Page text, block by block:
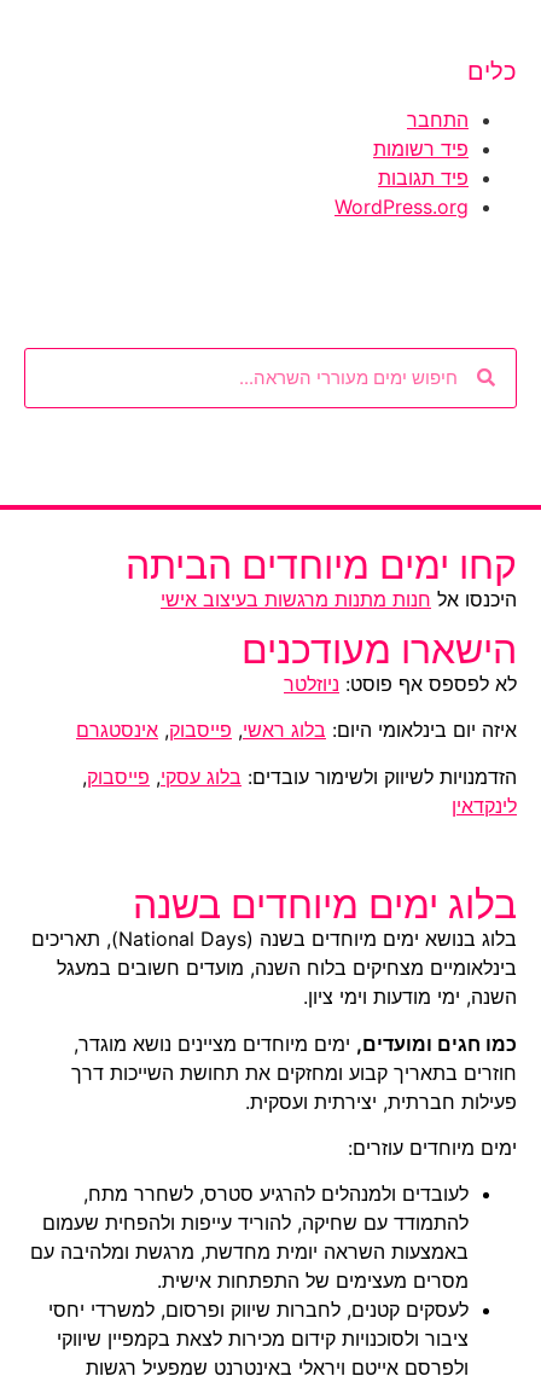
כלים
התחבר
פיד רשומות
פיד תגובות
WordPress.org
קחו ימים מיוחדים הביתה
היכנסו אל חנות מתנות מרגשות בעיצוב אישי
הישארו מעודכנים
לא לפספס אף פוסט: ניוזלטר
איזה יום בינלאומי היום: בלוג ראשי, פייסבוק, אינסטגרם
הזדמנויות לשיווק ולשימור עובדים: בלוג עסקי, פייסבוק,
לינקדאין
בלוג ימים מיוחדים בשנה
בלוג בנושא ימים מיוחדים בשנה (National Days), תאריכים
בינלאומיים מצחיקים בלוח השנה, מועדים חשובים במעגל
השנה, ימי מודעות וימי ציון.
כמו חגים ומועדים, ימים מיוחדים מציינים נושא מוגדר,
חוזרים בתאריך קבוע ומחזקים את תחושת השייכות דרך
פעילות חברתית, יצירתית ועסקית.
ימים מיוחדים עוזרים:
לעובדים ולמנהלים להרגיע סטרס, לשחרר מתח,
להתמודד עם שחיקה, להוריד עייפות ולהפחית שעמום
באמצעות השראה יומית מחדשת, מרגשת ומלהיבה עם
מסרים מעצימים של התפתחות אישית.
לעסקים קטנים, לחברות שיווק ופרסום, למשרדי יחסי
ציבור ולסוכנויות קידום מכירות לצאת בקמפיין שיווקי
ולפרסם אייטם ויראלי באינטרנט שמפעיל רגשות